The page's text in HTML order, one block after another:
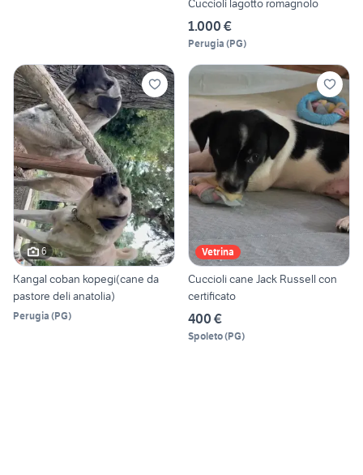
Cuccioli lagotto romagnolo
1.000 €
Perugia (PG)
6
Kangal coban kopegi(cane da
pastore deli anatolia)
Perugia (PG)
Vetrina
Cuccioli cane Jack Russell con
certificato
400 €
Spoleto(PG)